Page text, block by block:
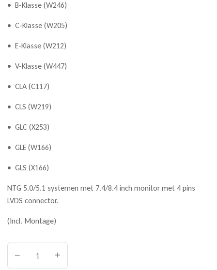
• B-Klasse (W246)
• C-Klasse (W205)
• E-Klasse (W212)
• V-Klasse (W447)
• CLA (C117)
• CLS (W219)
• GLC (X253)
• GLE (W166)
• GLS (X166)
NTG 5.0/5.1 systemen met 7.4/8.4 inch monitor met 4 pins
LVDS connector.
(Incl. Montage)